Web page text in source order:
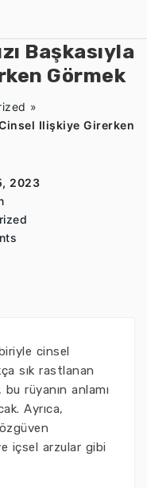
Başkasıyla
Görmek
»
Cinsel Ilişkiye Girerken
2023
cinsel
sık rastlanan
rüyanın anlamı
Ayrıca,
içsel arzular gibi